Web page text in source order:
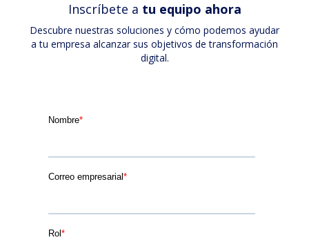
Inscríbete a tu equipo ahora
Descubre nuestras soluciones y cómo podemos ayudar
a tu empresa alcanzar sus objetivos de transformación
digital.